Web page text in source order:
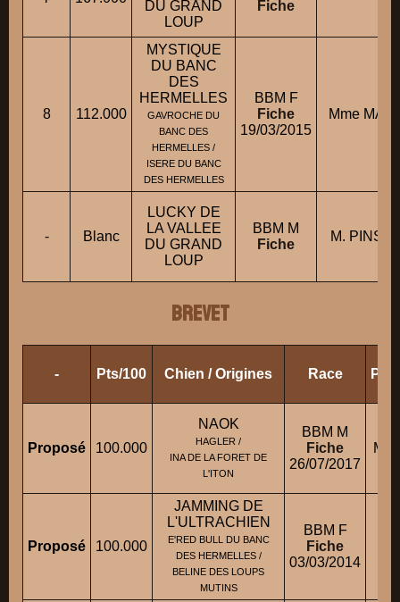
DU GRAND
LOUP
Fiche
8 112.000
MYSTIQUE
DU BANC
DES
HERMELLES
GAVROCHE DU
BANC DES
HERMELLES /
ISERE DU BANC
DES HERMELLES
BBM F
Fiche
19/03/2015
Mme
- Blanc
LUCKY DE
LA VALLEE
DU GRAND
LOUP
BBM M
Fiche
M.
BREVET
- Pts/100 Chien / Origines Race
Proposé 100.000
NAOK
HAGLER /
INA DE LA FORET DE
L'ITON
BBM M
Fiche
26/07/2017
Proposé 100.000
JAMMING DE
L'ULTRACHIEN
E'RED BULL DU BANC
DES HERMELLES /
BELINE DES LOUPS
MUTINS
BBM F
Fiche
03/03/2014